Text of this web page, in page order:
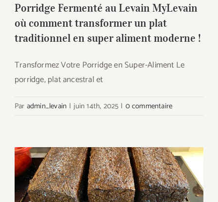
Porridge Fermenté au Levain MyLevain
où comment transformer un plat
traditionnel en super aliment moderne !
Transformez Votre Porridge en Super-Aliment Le
porridge, plat ancestral et
Par admin_levain | juin 14th, 2025 | 0 commentaire
Bêta-Glucanes et Détox des PFAS :
Comment le Pain Viking by MyLevain